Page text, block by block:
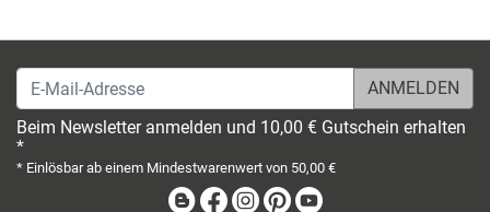
E-Mail-Adresse
Beim Newsletter anmelden und 10,00 € Gutschein erhalten
*
* Einlösbar ab einem Mindestwarenwert von 50,00 €
BlogFacebook
Instagram
Pinterest